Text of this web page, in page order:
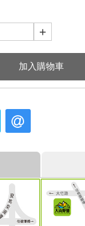
+
加入購物車